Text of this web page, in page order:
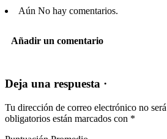
Aún No hay comentarios.
Añadir un comentario
Deja una respuesta ·
Tu dirección de correo electrónico no
obligatorios están marcados con *